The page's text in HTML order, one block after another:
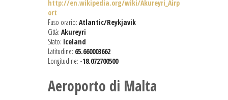
http://en.wikipedia.org/wiki/Akureyri_Airp
ort
Fuso orario: Atlantic/Reykjavik
Città: Akureyri
Stato: Iceland
Latitudine: 65.660003662
Longitudine: -18.072700500
Aeroporto di Malta